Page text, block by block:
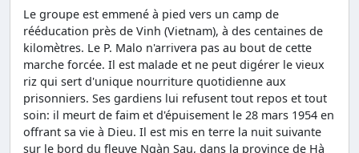
Le groupe est emmené à pied vers un camp de
rééducation près de Vinh (Vietnam), à des centaines de
kilomètres. Le P. Malo n'arrivera pas au bout de cette
marche forcée. Il est malade et ne peut digérer le vieux
riz qui sert d'unique nourriture quotidienne aux
prisonniers. Ses gardiens lui refusent tout repos et tout
soin: il meurt de faim et d'épuisement le 28 mars 1954 en
offrant sa vie à Dieu. Il est mis en terre la nuit suivante
sur le bord du fleuve Ngàn Sau, dans la province de Hà